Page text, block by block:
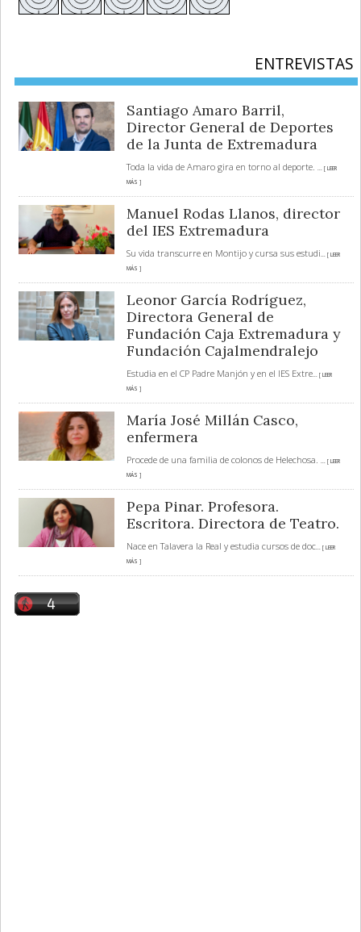
ENTREVISTAS
Santiago Amaro Barril,
Director General de Deportes
de la Junta de Extremadura
Toda la vida de Amaro gira en torno al deporte.
... [ LEER
MÁS ]
Manuel Rodas Llanos, director
del IES Extremadura
Su vida transcurre en Montijo y cursa sus estudi... [ LEER
MÁS ]
Leonor García Rodríguez,
Directora General de
Fundación Caja Extremadura y
Fundación Cajalmendralejo
Estudia en el CP Padre Manjón y en el IES Extre... [ LEER
MÁS ]
María José Millán Casco,
enfermera
Procede de una familia de colonos de Helechosa.
... [ LEER
MÁS ]
Pepa Pinar. Profesora.
Escritora. Directora de Teatro.
Nace en Talavera la Real y estudia cursos de doc... [ LEER
MÁS ]